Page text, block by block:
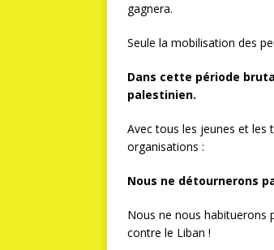
gagnera.
Seule la mobilisation des
Dans cette période
palestinien.
Avec tous les jeunes et les
organisations :
Nous ne détournerons
Nous ne nous habituerons
contre le Liban !